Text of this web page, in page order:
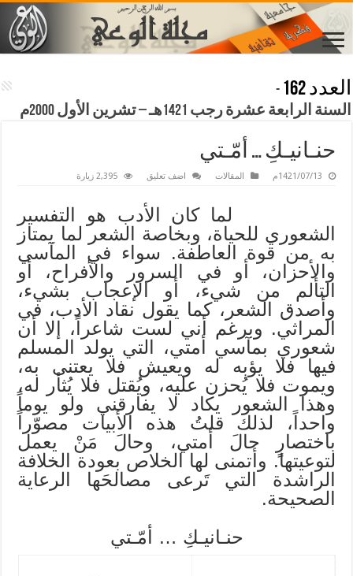
العدد 162
-
السنة الرابعة عشرة رجب 1421هـ – تشرين الأول 2000م
حنـانيـكِ … أمّـتي
1421/07/13م المقالات اضف تعليق 2,395 زيارة
لما كان الأدب هو التفسير
الشعوري للحياة، وبخاصة الشعر لما يمتاز
به من قوة العاطفة. سواء في المآسي
والأحزان، أو في السرور والأفراح، أو
التألم من شيء، أو الإعجاب بشيء،
وأصدق الشعر، كما يقول نقاد الأدب، في
المراثي. وبرغم أني لست شاعراً، إلا أن
شعوري بمآسي أمتي، التي يولد المسلم
فيها فلا يؤبه له ويعيش فلا يعتنى به،
ويموت فلا يُحزن عليه، ويُقتل فلا يُثأر له،
وهذا الشعور يكاد لا يفارقني ولو يوماً
واحداً، لذلك قلتُ هذه الأبيات مصوّراً
باختصارٍ حالَ أمتي، وحالَ مَنْ يعمل
لتوعيتها. وأتمنى لها الخلاص بعودة الخلافة
الراشدة التي تَرعى مصالحَها الرعاية
الصحيحة.
حنـانيـكِ … أمّـتي